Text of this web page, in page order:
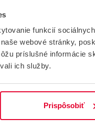
funkcií
webové stránky,
príslušné informácie
ich služby.
Prispôsobiť
4 MPx Bullet kamera
4 MPx bullet IP